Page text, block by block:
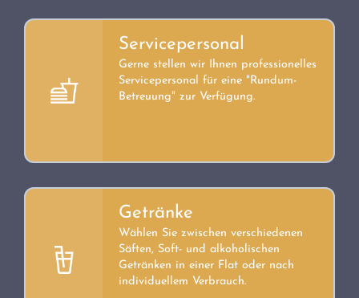
Servicepersonal
Gerne stellen wir Ihnen professionelles
Servicepersonal für eine "Rundum-
Betreuung" zur Verfügung.
Getränke
Wählen Sie zwischen verschiedenen
Säften, Soft- und alkoholischen
Getränken in einer Flat oder nach
individuellem Verbrauch.